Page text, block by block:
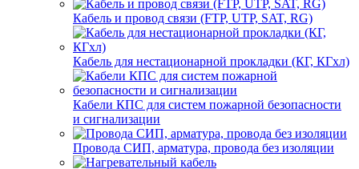
Кабель и провод связи (FTP, UTP, SAT, RG)
Кабель для нестационарной прокладки (КГ, КГхл)
Кабели КПС для систем пожарной безопасности
и сигнализации
Провода СИП, арматура, провода без изоляции